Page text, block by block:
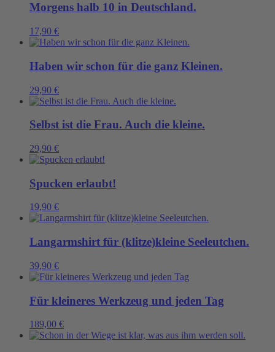
Morgens halb 10 in Deutschland.
17,90 €
Haben wir schon für die ganz Kleinen.
29,90 €
Selbst ist die Frau. Auch die kleine.
29,90 €
Spucken erlaubt!
19,90 €
Langarmshirt für (klitze)kleine Seeleutchen.
39,90 €
Für kleineres Werkzeug und jeden Tag
189,00 €